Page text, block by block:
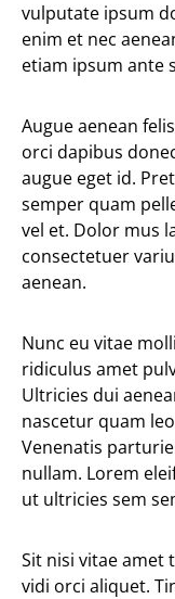
vulputate ipsum
enim et nec
etiam ipsum ante
Augue aenean
orci dapibus
augue eget id.
semper quam
vel et. Dolor mus
consectetuer
aenean.
Nunc eu vitae
ridiculus amet
Ultricies dui
nascetur quam
Venenatis
nullam. Lorem
ut ultricies sem
Sit nisi vitae amet
vidi orci aliquet.